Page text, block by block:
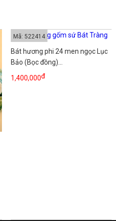
Bát hương phi 24 men ngọc Lục
Bảo (Bọc đồng)...
1,400,000đ
Mã: 522414